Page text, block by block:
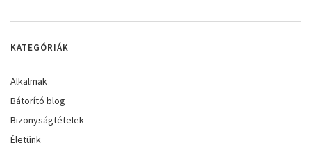
KATEGÓRIÁK
Alkalmak
Bátorító blog
Bizonyságtételek
Életünk